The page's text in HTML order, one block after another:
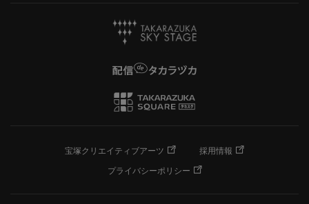
宝塚クリエイティブアーツ
採用情報
プライバシーポリシー